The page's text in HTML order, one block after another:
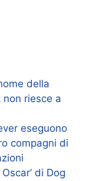
della
riesce a
eseguono
compagni di
di Dog